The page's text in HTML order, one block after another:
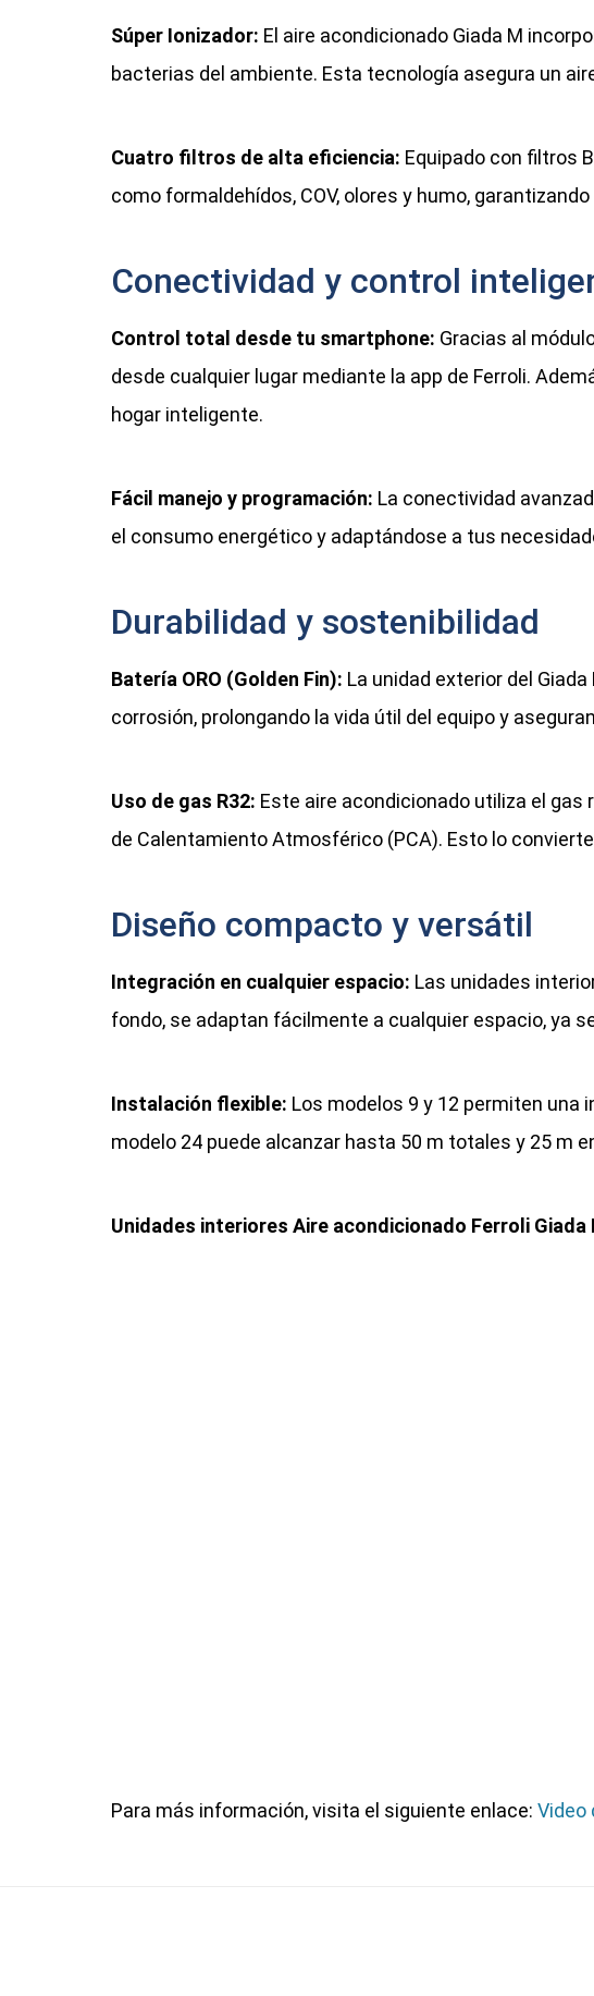
Súper Ionizador: El aire acondicionado Giada M
bacterias del ambiente. Esta tecnología asegura un
Cuatro filtros de alta eficiencia: Equipado con filtros
como formaldehídos, COV, olores y humo,
Conectividad y control
Control total desde tu smartphone: Gracias al
desde cualquier lugar mediante la app de Ferroli.
hogar inteligente.
Fácil manejo y programación: La conectividad
el consumo energético y adaptándose a tus
Durabilidad y sostenibilidad
Batería ORO (Golden Fin): La unidad exterior del
corrosión, prolongando la vida útil del equipo y
Uso de gas R32: Este aire acondicionado utiliza el gas
de Calentamiento Atmosférico (PCA). Esto lo
Diseño compacto y versátil
Integración en cualquier espacio: Las unidades
fondo, se adaptan fácilmente a cualquier espacio, ya
Instalación flexible: Los modelos 9 y 12 permiten una
modelo 24 puede alcanzar hasta 50 m totales y 25 m
Unidades interiores Aire acondicionado Ferroli Giada
Para más información, visita el siguiente enlace: Video